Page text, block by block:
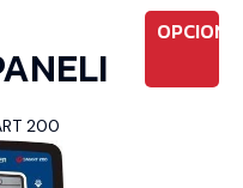
OPCIONO
200